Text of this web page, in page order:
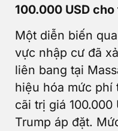
100.000 USD
Một diễn biến
vực nhập cư đã
liên bang tại
hiệu hóa mức phí
cãi trị giá
Trump áp đặt.